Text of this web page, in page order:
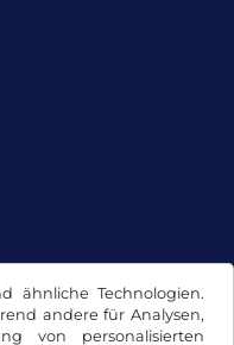
ähnliche Technologien.
andere für Analysen,
von personalisierten